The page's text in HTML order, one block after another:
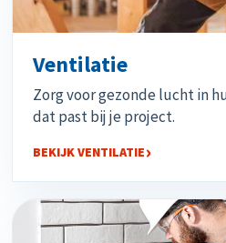
Ventilatie
Zorg voor gezonde lucht in
dat past bij je project.
BEKIJK VENTILATIE